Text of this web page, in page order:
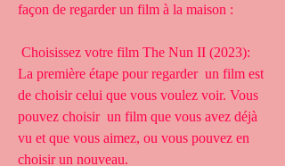
façon de regarder un film à la maison :
La première étape pour regarder  un film est
de choisir celui que vous voulez voir. Vous
pouvez choisir  un film que vous avez déjà
vu et que vous aimez, ou vous pouvez en
choisir un nouveau.